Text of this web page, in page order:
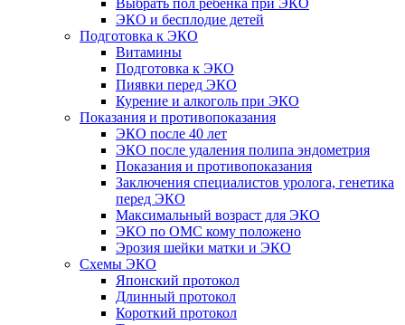
Выбрать пол ребенка при ЭКО
ЭКО и бесплодие детей
Подготовка к ЭКО
Витамины
Подготовка к ЭКО
Пиявки перед ЭКО
Курение и алкоголь при ЭКО
Показания и противопоказания
ЭКО после 40 лет
ЭКО после удаления полипа эндометрия
Показания и противопоказания
Заключения специалистов уролога, генетика
перед ЭКО
Максимальный возраст для ЭКО
ЭКО по ОМС кому положено
Эрозия шейки матки и ЭКО
Схемы ЭКО
Японский протокол
Длинный протокол
Короткий протокол